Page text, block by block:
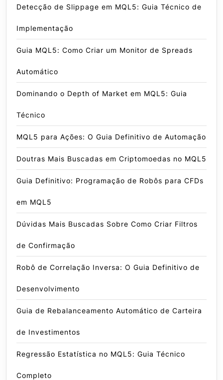
Detecção de Slippage em MQL5: Guia Técnico de
Implementação
Guia MQL5: Como Criar um Monitor de Spreads
Automático
Dominando o Depth of Market em MQL5: Guia
Técnico
MQL5 para Ações: O Guia Definitivo de Automação
Doutras Mais Buscadas em Criptomoedas no MQL5
Guia Definitivo: Programação de Robôs para CFDs
em MQL5
Dúvidas Mais Buscadas Sobre Como Criar Filtros
de Confirmação
Robô de Correlação Inversa: O Guia Definitivo de
Desenvolvimento
Guia de Rebalanceamento Automático de Carteira
de Investimentos
Regressão Estatística no MQL5: Guia Técnico
Completo